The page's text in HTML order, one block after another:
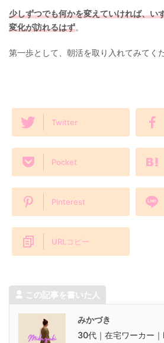
少しずつでも何かを変えていければ、い
変化が訪れるはず。
第一歩として、朝活を取り入れてみてく
Twitter
Pocket
Pinterest
URLコピー
この記事を書いた人
みかづき
30代｜在宅ワーカー